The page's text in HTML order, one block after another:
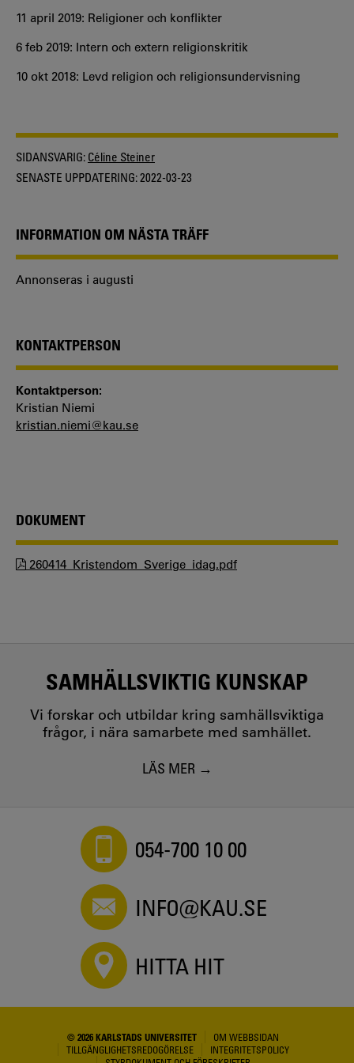
11 april 2019: Religioner och konflikter
6 feb 2019: Intern och extern religionskritik
10 okt 2018: Levd religion och religionsundervisning
SIDANSVARIG: Céline Steiner
SENASTE UPPDATERING:2022-03-23
INFORMATION OM NÄSTA TRÄFF
Annonseras i augusti
KONTAKTPERSON
Kontaktperson:
Kristian Niemi
kristian.niemi@kau.se
DOKUMENT
260414_Kristendom_Sverige_idag.pdf
SAMHÄLLSVIKTIG KUNSKAP
Vi forskar och utbildar kring samhällsviktiga
frågor, i nära samarbete med samhället.
LÄS MER
054-700 10 00
INFO@KAU.SE
HITTA HIT
© 2026 KARLSTADS UNIVERSITET
OM WEBBSIDAN
TILLGÄNGLIGHETSREDOGÖRELSE
INTEGRITETSPOLICY